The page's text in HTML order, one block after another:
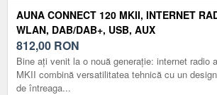
AUNA CONNECT 120 MKII, INTERNET
WLAN, DAB/DAB+, USB, AUX
812,00 RON
Bine ați venit la o nouă generație: internet radio
MKII combină versatilitatea tehnică cu un
de întreaga...